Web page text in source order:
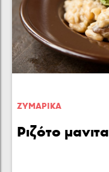
ΖΥΜΑΡΙΚA
Ριζότο